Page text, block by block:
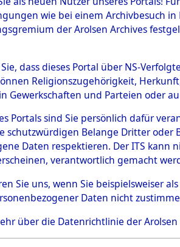
Anfragen
0200
wie bei einem Archivbesuch
der Arolsen Archives
dass dieses Portal über NS-
Religionszugehörigkeit,
Gewerkschaften und Parteien oder
Portals sind Sie persönlich dafür
schutzwürdigen Belange Dritter
Daten respektieren. Der ITS
verantwortlich gemacht
Sie uns, wenn Sie beispielsweiser
Daten nicht
über die Datenrichtlinie der Arolsen